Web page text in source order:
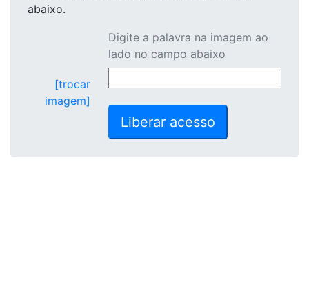
abaixo.
[trocar
imagem]
Digite a palavra na imagem ao
lado no campo abaixo